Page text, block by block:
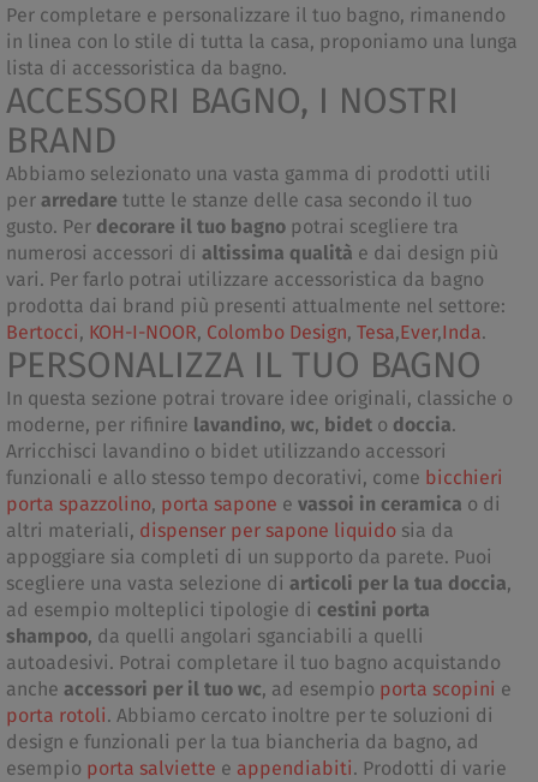
Per completare e personalizzare il tuo bagno, rimanendo
in linea con lo stile di tutta la casa, proponiamo una lunga
lista di accessoristica da bagno.
ACCESSORI BAGNO, I NOSTRI
BRAND
Abbiamo selezionato una vasta gamma di prodotti utili
perarredare tutte le stanze delle casa secondo il tuo
gusto. Per decorare il tuo bagno potrai scegliere tra
numerosi accessori di altissima qualità e dai design più
vari. Per farlo potrai utilizzare accessoristica da bagno
prodotta dai brand più presenti attualmente nel settore:
Bertocci, KOH-I-NOOR, Colombo Design, Tesa,Ever,Inda.
PERSONALIZZA IL TUO BAGNO
In questa sezione potrai trovare idee originali, classiche o
moderne, per rifinire lavandino, wc, bidet o doccia.
Arricchisci lavandino o bidet utilizzando accessori
funzionali e allo stesso tempo decorativi, come bicchieri
porta spazzolino, porta sapone e vassoi in ceramica o di
altri materiali, dispenser per sapone liquido sia da
appoggiare sia completi di un supporto da parete. Puoi
scegliere una vasta selezione di articoli per la tua doccia,
ad esempio molteplici tipologie di cestini porta
shampoo, da quelli angolari sganciabili a quelli
autoadesivi. Potrai completare il tuo bagno acquistando
anche accessori per il tuo wc, ad esempio porta scopini e
porta rotoli. Abbiamo cercato inoltre per te soluzioni di
design e funzionali per la tua biancheria da bagno, ad
esempio porta salviette e appendiabiti. Prodotti di varie